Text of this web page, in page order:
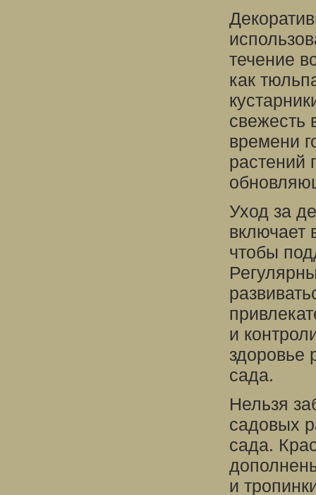
течение
как
свежесть
времени
растений
Уход за
включает
чтобы
и
здоровье
сада.
Нельзя
садовых
сада.
и